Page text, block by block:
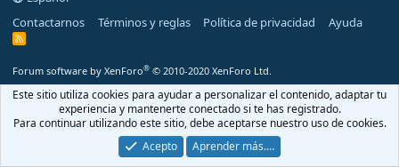
Contactarnos
Términos y reglas Política de privacidad Ayuda
R
Forum software by XenForo® © 2010-2020 XenForo Ltd.
Este sitio utiliza cookies para ayudar a personalizar el contenido, adaptar tu
experiencia y mantenerte conectado si te has registrado.
Para continuar utilizando este sitio, debe aceptarse nuestro uso de cookies.
Acepto
Aprender más.…